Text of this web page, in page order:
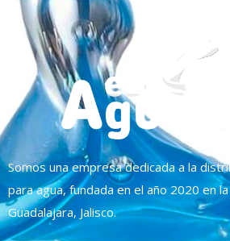
Somos una empresa dedicada a la
para agua, fundada en el año 2020 en
Guadalajara, Jalisco.